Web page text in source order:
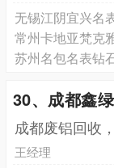
30、成都鑫
成都废铝回收
王经理